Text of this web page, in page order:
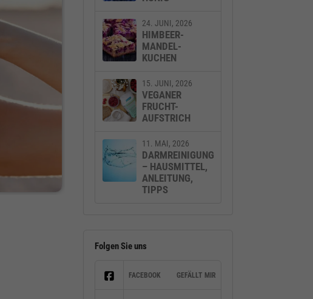
24. JUNI, 2026
HIMBEER-
MANDEL-
KUCHEN
15. JUNI, 2026
VEGANER
FRUCHT-
AUFSTRICH
11. MAI, 2026
DARMREINIGUNG
– HAUSMITTEL,
ANLEITUNG,
TIPPS
Folgen Sie uns
FACEBOOK GEFÄLLT MIR